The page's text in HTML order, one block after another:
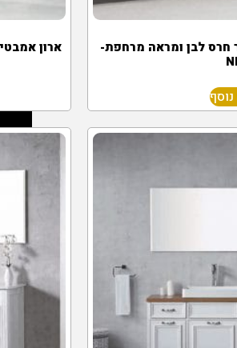
חרס לבן ומראה מרחפת-
ארון